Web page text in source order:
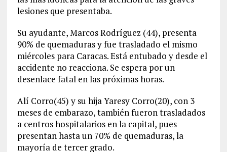
lesiones que presentaba.
Su ayudante, Marcos Rodríguez (44), presenta
90% de quemaduras y fue trasladado el mismo
miércoles para Caracas. Está entubado y desde el
accidente no reacciona. Se espera por un
desenlace fatal en las próximas horas.
Alí Corro(45) y su hija Yaresy Corro(20), con 3
meses de embarazo, también fueron trasladados
a centros hospitalarios en la capital, pues
presentan hasta un 70% de quemaduras, la
mayoría de tercer grado.